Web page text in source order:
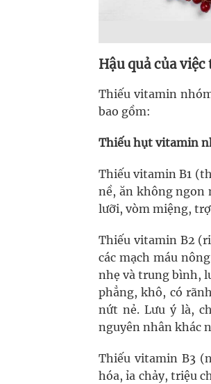
Hậu quả của
Thiếu vitamin
bao gồm:
Thiếu hụt vitamin
Thiếu vitamin B1
nề, ăn không ngon
lưỡi, vòm miệng,
Thiếu vitamin B2
các mạch máu
nhẹ và trung bình,
phẳng, khô, có
nứt nẻ. Lưu ý là,
nguyên nhân khác
Thiếu vitamin B3
hóa, ỉa chảy, triệu